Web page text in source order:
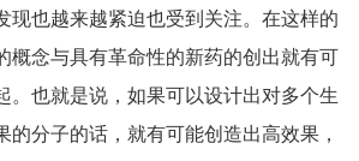
现也越来越紧迫也受到关注。在这样的
概念与具有革命性的新药的创出就有可
。也就是说，如果可以设计出对多个生
的分子的话，就有可能创造出高效果，